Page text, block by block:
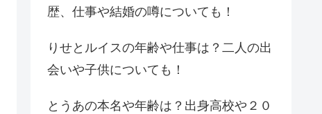
歴、仕事や結婚の噂についても！
りせとルイスの年齢や仕事は？二人の出
会いや子供についても！
とうあの本名や年齢は？出身高校や２０